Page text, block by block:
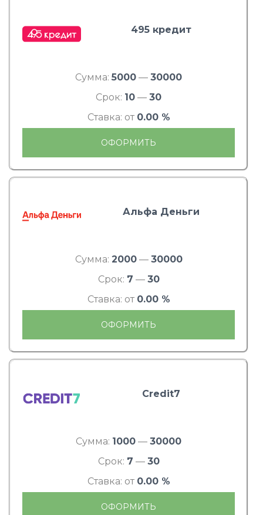
495 кредит
Сумма: 5000 — 30000
Срок: 10 — 30
Ставка: от 0.00 %
ОФОРМИТЬ
Альфа Деньги
Сумма: 2000— 30000
Срок: 7 — 30
Ставка: от 0.00 %
ОФОРМИТЬ
Credit7
Сумма: 1000 — 30000
Срок: 7 — 30
Ставка: от 0.00 %
ОФОРМИТЬ